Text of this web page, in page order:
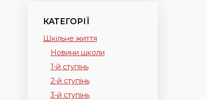
КАТЕГОРІЇ
Шкільне життя
Новини школи
1-й ступінь
2-й ступінь
3-й ступінь